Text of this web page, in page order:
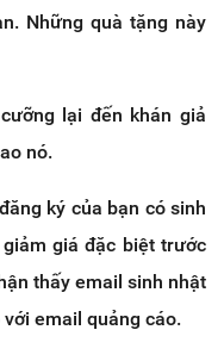
Những quà tặng này
lại đến khán giả
nó.
ký của bạn có sinh
giá đặc biệt trước
thấy email sinh nhật
email quảng cáo.